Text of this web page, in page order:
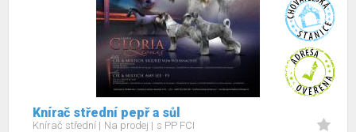
Knírač střední pepř a sůl
Knírač střední Na prodej s PP FCI